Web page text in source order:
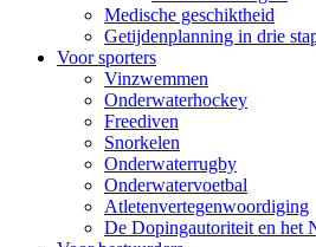
Medische geschiktheid
Getijdenplanning in drie
Voor sporters
Vinzwemmen
Onderwaterhockey
Freediven
Snorkelen
Onderwaterrugby
Onderwatervoetbal
Atletenvertegenwoordiging
De Dopingautoriteit en het